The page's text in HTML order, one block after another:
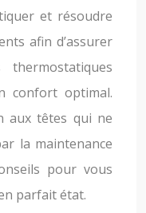
et résoudre
afin d’assurer
confort optimal.
aux têtes qui ne
la maintenance
pour vous
parfait état.